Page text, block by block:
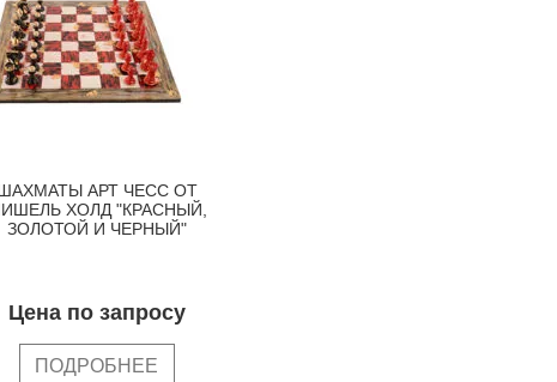
АРТ ЧЕСС ОТ
ХОЛД "КРАСНЫЙ,
ЗОЛОТОЙ И ЧЕРНЫЙ"
Цена по запросу
ПОДРОБНЕЕ